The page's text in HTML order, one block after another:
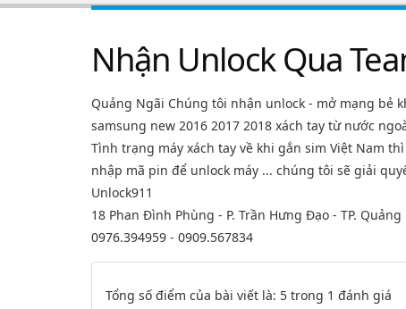
Nhận Unlock Qua
Quảng Ngãi Chúng tôi nhận unlock - mở mạng bẻ
samsung new 2016 2017 2018 xách tay từ nước
Tình trạng máy xách tay về khi gắn sim Việt Nam
nhập mã pin để unlock máy ... chúng tôi sẽ giải
Unlock911
18 Phan Đình Phùng - P. Trần Hưng Đạo - TP. Quảng
0976.394959 - 0909.567834
Tổng số điểm của bài viết là: 5 trong 1 đánh giá